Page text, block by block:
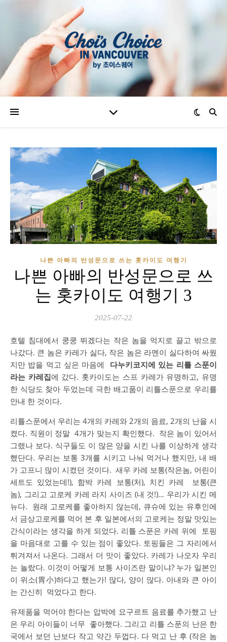
나쁜 아빠의 반성문으로 쓰는 홋카이도 여행기
나쁜 아빠의 반성문으로 쓰
는 홋카이도 여행기 3
2025-07-22
호텔 침대에서 쿵쿵 뛰겠다는 작은 놈을 억지로 끌고 밖으로
나갔다. 큰 놈은 카레가 싫다, 작은 놈은 라멘이 싫다하여 싸웠
지만 밥을 먹고 싶은 마음에 다누키코지에 있는 리틀 스푼이
라는 카레집에 갔다. 홋카이도는 스프 카레가 유명하고, 유명
한 식당도 찾아 두었는데 극한 배고품이 리틀스푼으로 우리를
안내 한 것이다.
리틀스푼에서 우리는 4개의 카레와 2개의 음료, 2개의 난을 시
켰다. 직원이 정말 4개가 맞는지 확인했다. 작은 놈이 있어서
그랬나 보다. 식구들도 이 많은 양을 시킨 나를 이상하게 생각
했단다. 우리는 보통 3개를 시키고 나눠 먹거나 했지만, 내 배
가 고프니 많이 시켰던 것이다. 새우 카레 보통(작은놈, 어린이
세트도 있었는데!), 함박 카레 보통(처), 치킨 카레 보통(큰
놈), 그리고 고로케 카레 라지 사이즈 (내 것!)… 우리가 시킨 메
뉴다. 원래 고로케를 좋아하지 않는데, 큐슈에 있는 유후인에
서 금상고로케를 먹어 본 후 일본에서의 고로케는 정말 맛있는
간식이라는 생각을 하게 되었다. 리틀 스푼은 카레 위에
토핑
을 마음대로 고를 수 있는 점이 좋았다. 토핑들은 그 자리에서
튀겨져서 나온다. 그래서 더 맛이 좋았다. 카레가 나오자 우리
는 놀랐다. 이것이 어떻게 보통 사이즈란 말이냐? 누가 일본인
이 위소(胃小)하다고 했는가! 많다, 양이 많다. 아내와 큰 아이
는 간신히 먹었다고 한다.
유제품을 먹어야 한다는 압박에 요구르트 음료를 추가했고 난
은 우리 아이들이 너무 좋아했다. 그리고 리틀 스푼의 난은 한
국에서 보던 난보다 작고 약간 두껍다. 다 먹고 난 후 (작은 놈